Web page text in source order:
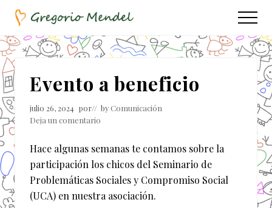
Menu
Saltar
contenido
principal
Saltar
la
barra
lateral
principal
Asociación
Civil
Menu
Evento a beneficio
julio 26, 2024 por// byComunicación
Deja un comentario
Hace algunas semanas te contamos sobre la
participación los chicos del Seminario de
Problemáticas Sociales y Compromiso Social
(UCA) en nuestra asociación.